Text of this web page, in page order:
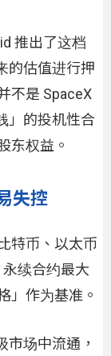
推出了这档
的估值进行押
不是 SpaceX
」的投机性合
东权益。
失控
特币、以太币
续合约最大
」作为基准。
市场中流通，